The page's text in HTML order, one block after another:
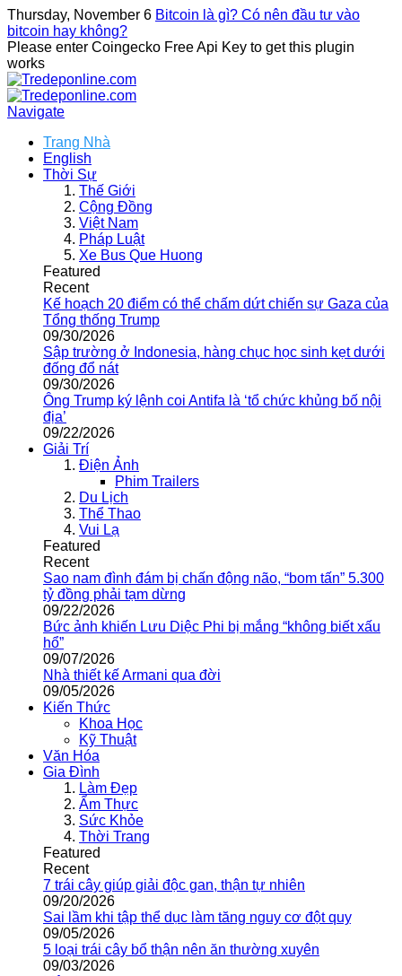
Thursday, November 6 Bitcoin là gì? Có nên đầu tư vào
bitcoin hay không?
Please enter Coingecko Free Api Key to get this plugin
works
Navigate
Trang Nhà
English
Thời Sự
Thế Giới
Cộng Đồng
Việt Nam
Pháp Luật
Xe Bus Que Huong
Featured
Recent
Kế hoạch 20 điểm có thể chấm dứt chiến sự Gaza của
Tổng thống Trump
09/30/2026
Sập trường ở Indonesia, hàng chục học sinh kẹt dưới
đống đổ nát
09/30/2026
Ông Trump ký lệnh coi Antifa là ‘tổ chức khủng bố nội
địa’
09/22/2026
Giải Trí
Điện Ảnh
Phim Trailers
Du Lịch
Thể Thao
Vui Lạ
Featured
Recent
Sao nam đình đám bị chấn động não, “bom tấn” 5.300
tỷ đồng phải tạm dừng
09/22/2026
Bức ảnh khiến Lưu Diệc Phi bị mắng “không biết xấu
hổ”
09/07/2026
Nhà thiết kế Armani qua đời
09/05/2026
Kiến Thức
Khoa Học
Kỹ Thuật
Văn Hóa
Gia Đình
Làm Đẹp
Ẩm Thực
Sức Khỏe
Thời Trang
Featured
Recent
7 trái cây giúp giải độc gan, thận tự nhiên
09/20/2026
Sai lầm khi tập thể dục làm tăng nguy cơ đột quỵ
09/05/2026
5 loại trái cây bổ thận nên ăn thường xuyên
09/03/2026